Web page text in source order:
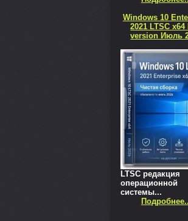
Windows 10
2021 LTSC x64
version Июль
LTSC редакция
операционной
системы...